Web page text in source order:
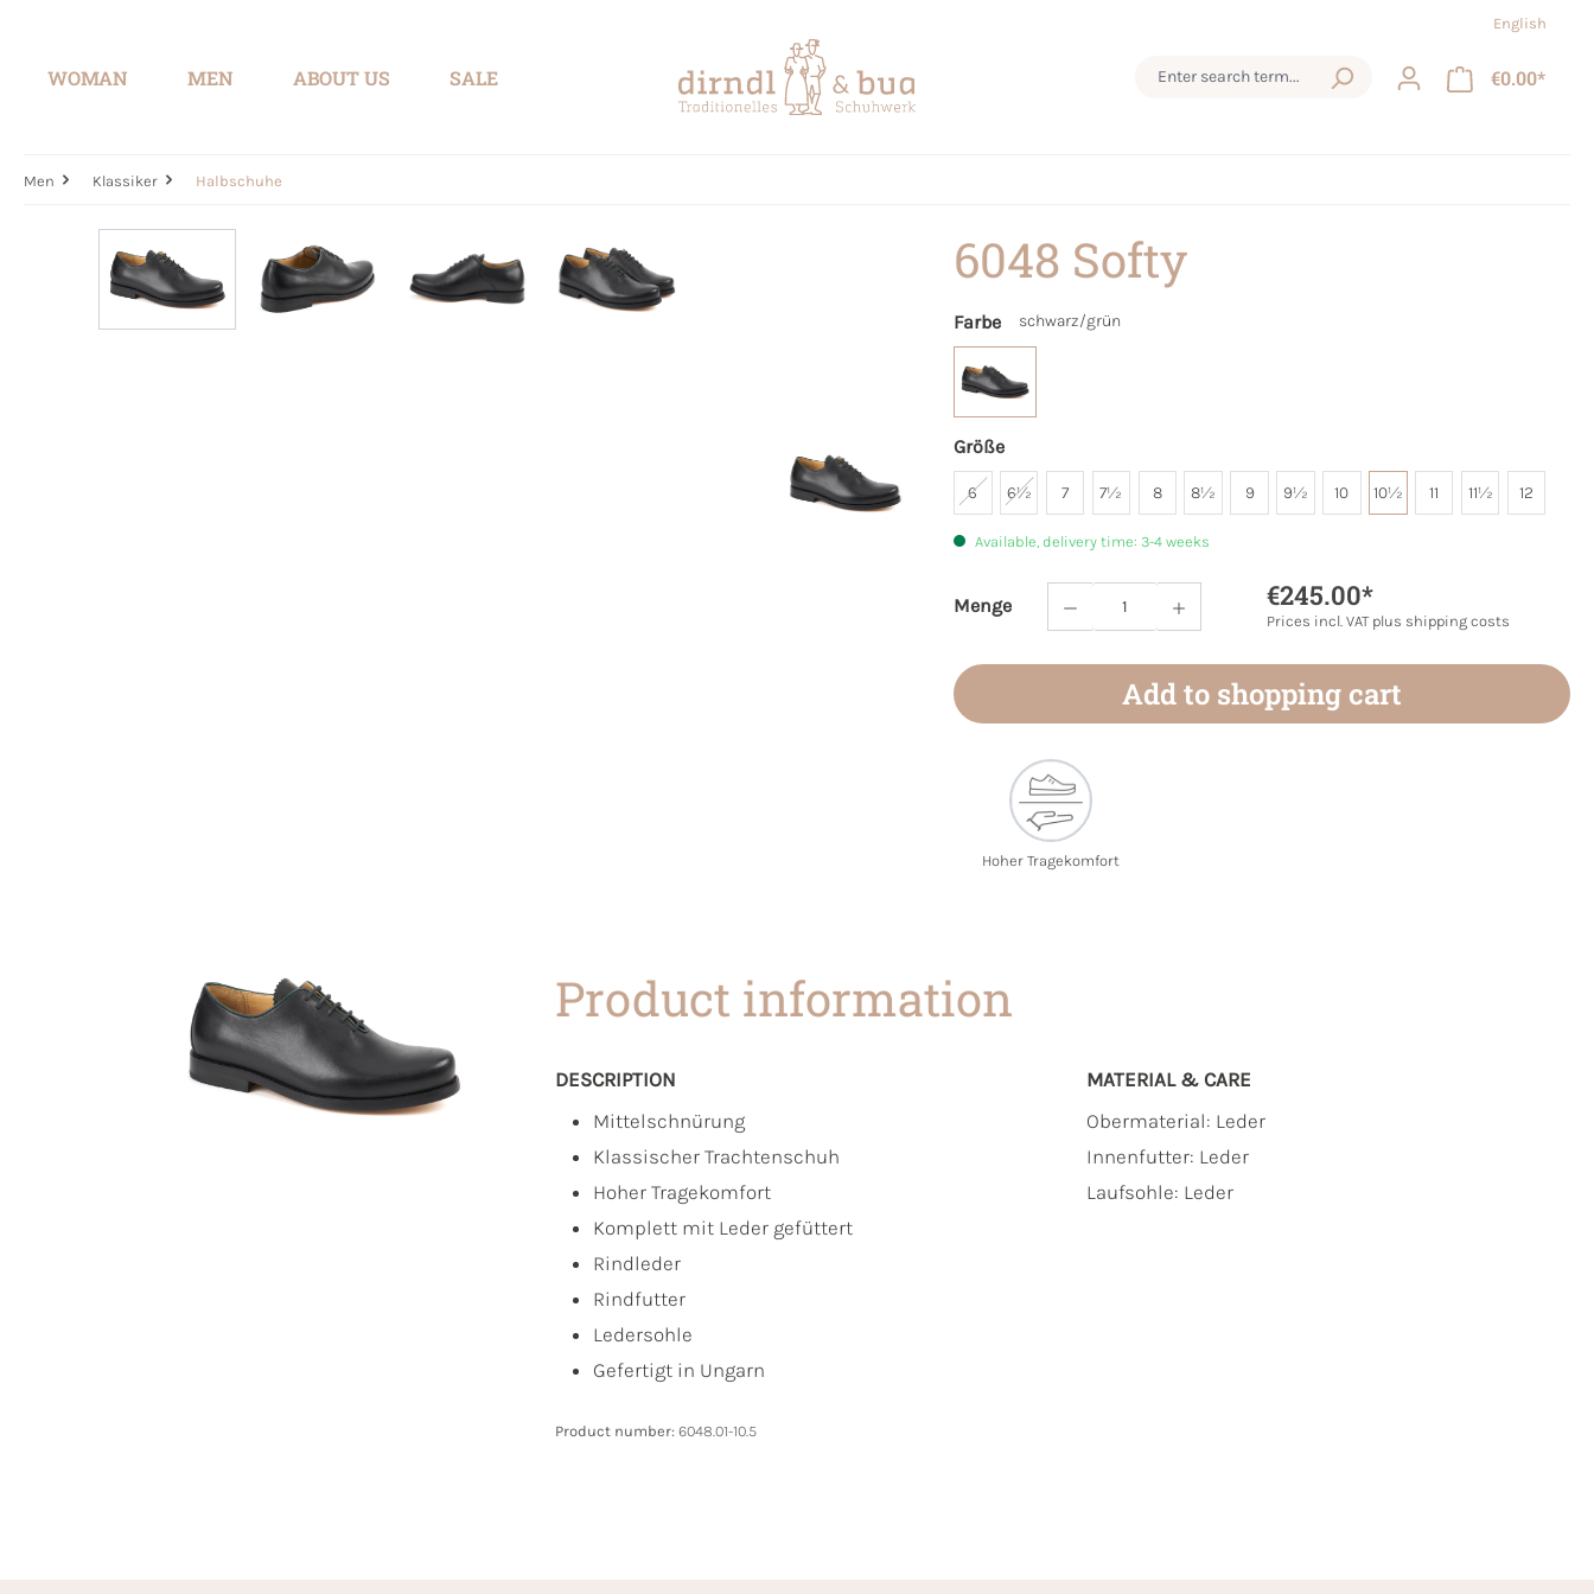
English
WOMAN MEN ABOUT US SALE €0.00*
Men Klassiker Halbschuhe
6048 Softy
Farbe schwarz/grün
Größe
6 6½ 7 7½ 8 8½ 9 9½ 10 10½ 11 11½ 12
Available, delivery time: 3-4 weeks
Menge
Product Quantity: Enter the desired amount or
€245.00*
Prices incl. VAT plus shipping costs
Add to shopping cart
Hoher Tragekomfort
Product information
DESCRIPTION
Mittelschnürung
Klassischer Trachtenschuh
Hoher Tragekomfort
Komplett mit Leder gefüttert
Rindleder
Rindfutter
Ledersohle
Gefertigt in Ungarn
MATERIAL & CARE
Obermaterial: Leder
Innenfutter: Leder
Laufsohle: Leder
Product number: 6048.01-10.5